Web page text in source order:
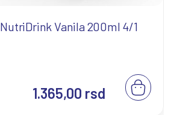
NutriDrink Vanila 200ml 4/1
1.365,00 rsd